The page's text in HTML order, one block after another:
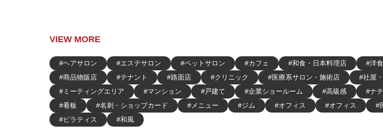
VIEW MORE
#ヘアサロン #エステサロン #ペットサロン #カフェ #和食・日本料理店 #洋
#商品物販店
#テナント #路面店 #クリニック #医療系サロン・施術店 #社屋
#ミーティングエリア
#マンション #戸建て #企業ショールーム #高級感 #ナ
#看板
#名刺・ショップカード #メニュー #ジム #オフィス #オフィス #
#ピラティス
#和風